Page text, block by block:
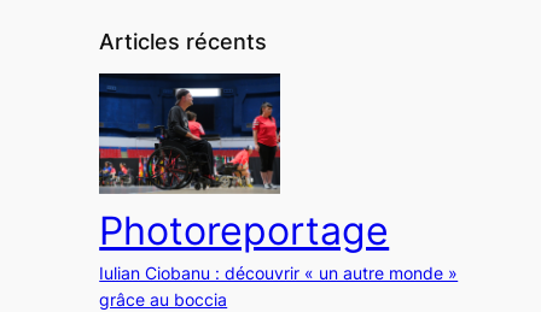
Articles récents
Photoreportage
Iulian Ciobanu : découvrir « un autre monde »
grâce au boccia